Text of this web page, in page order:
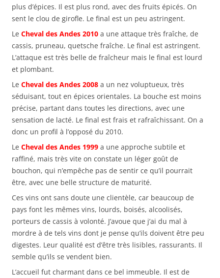
plus d’épices. Il est plus rond, avec des fruits épicés. On
sent le clou de girofle. Le final est un peu astringent.
Le Cheval des Andes 2010 a une attaque très fraîche, de
cassis, pruneau, quetsche fraîche. Le final est astringent.
L’attaque est très belle de fraîcheur mais le final est lourd
et plombant.
Le Cheval des Andes 2008 a un nez voluptueux, très
séduisant, tout en épices orientales. La bouche est moins
précise, partant dans toutes les directions, avec une
sensation de lacté. Le final est frais et rafraîchissant. On a
donc un profil à l’opposé du 2010.
Le Cheval des Andes 1999 a une approche subtile et
raffiné, mais très vite on constate un léger goût de
bouchon, qui n’empêche pas de sentir ce qu’il pourrait
être, avec une belle structure de maturité.
Ces vins ont sans doute une clientèle, car beaucoup de
pays font les mêmes vins, lourds, boisés, alcoolisés,
porteurs de cassis à volonté. J’avoue que j’ai du mal à
mordre à de tels vins dont je pense qu’ils doivent être peu
digestes. Leur qualité est d’être très lisibles, rassurants. Il
semble qu’ils se vendent bien.
L’accueil fut charmant dans ce bel immeuble. Il est de